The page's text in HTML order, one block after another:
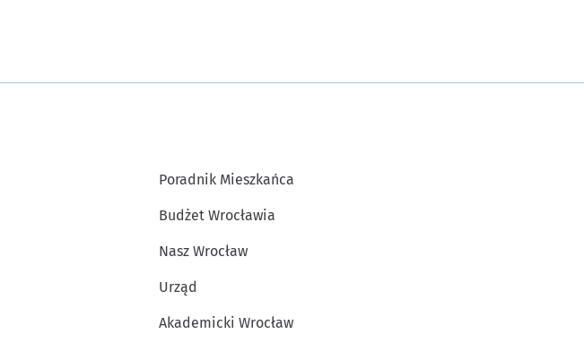
Poradnik Mieszkańca
Budżet Wrocławia
Nasz Wrocław
Urząd
Akademicki Wrocław